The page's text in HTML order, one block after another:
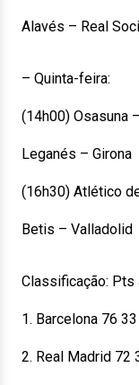
Alavés – Real
– Quinta-feira:
(14h00) Osasuna
Leganés – Girona
(16h30) Atlético
Betis – Valladolid
Classificação: Pts
1. Barcelona 76
2. Real Madrid 72